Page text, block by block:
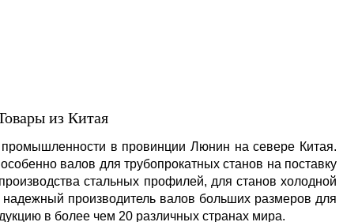
из Китая
в провинции Люнин на севере Китая.
валов для трубопрокатных станов на поставку
стальных профилей, для станов холодной
производитель валов больших размеров для
в более чем 20 различных странах мира.